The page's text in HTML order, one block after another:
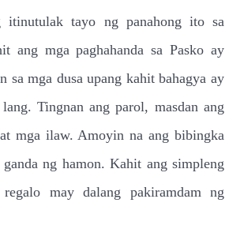
itinutulak tayo ng panahong ito sa
ang mga paghahanda sa Pasko ay
sa mga dusa upang kahit bahagya ay
Tingnan ang parol, masdan ang
mga ilaw. Amoyin na ang bibingka
ganda ng hamon. Kahit ang simpleng
may dalang pakiramdam ng